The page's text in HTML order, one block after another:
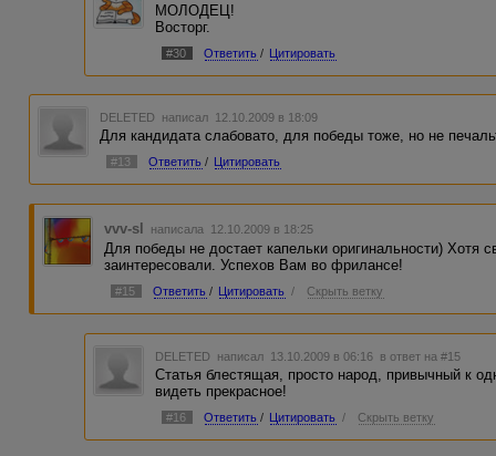
МОЛОДЕЦ!
Восторг.
#30 Ответить / Цитировать
DELETED написал 12.10.2009 в 18:09
Для кандидата слабовато, для победы тоже, но не
#13 Ответить / Цитировать
vvv-sl написала 12.10.2009 в 18:25
Для победы не достает капельки оригинальности) Хотя
заинтересовали. Успехов Вам во фрилансе!
#15 Ответить / Цитировать / Скрыть ветку
DELETED написал 13.10.2009 в 06:16 в ответ на #15
Статья блестящая, просто народ, привычный к
видеть прекрасное!
#16 Ответить / Цитировать / Скрыть ветку